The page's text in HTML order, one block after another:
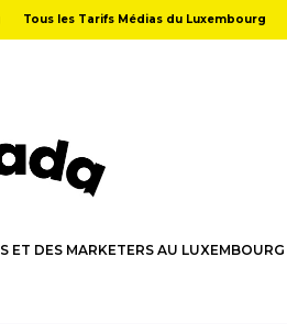
Tous les Tarifs Médias du Luxembourg
ET DES MARKETERS AU LUXEMBOURG